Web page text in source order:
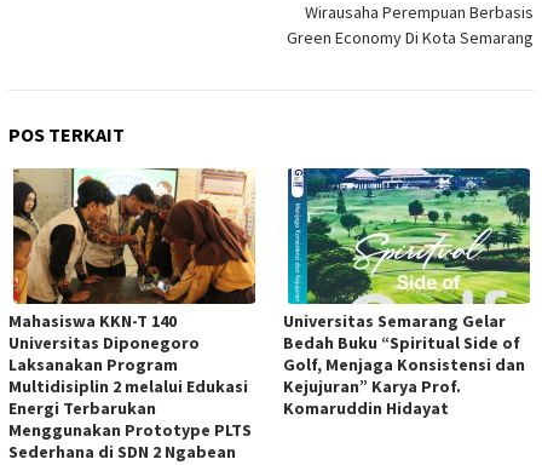
Wirausaha Perempuan Berbasis
Green Economy Di Kota Semarang
POS TERKAIT
Mahasiswa KKN-T 140
Universitas Diponegoro
Laksanakan Program
Multidisiplin 2 melalui Edukasi
Energi Terbarukan
Menggunakan Prototype PLTS
Sederhana di SDN 2 Ngabean
Universitas Semarang Gelar
Bedah Buku “Spiritual Side of
Golf, Menjaga Konsistensi dan
Kejujuran” Karya Prof.
Komaruddin Hidayat